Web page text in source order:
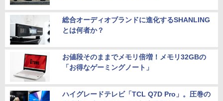
総合オーディオブランドに進化するSHANLING
とは何者か？
お値段そのままでメモリ倍増！メモリ32GBの
「お得なゲーミングノート」
ハイグレードテレビ「TCL Q7D Pro」。圧巻の